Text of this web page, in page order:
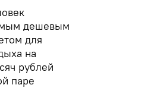
дешевым
для
на
рублей
паре